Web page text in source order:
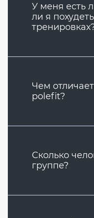
У меня есть
ли я
Чем
polefit?
Сколько
группе?